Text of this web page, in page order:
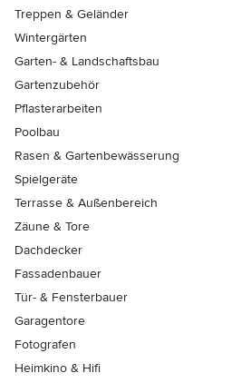
Treppen & Geländer
Wintergärten
Garten- & Landschaftsbau
Gartenzubehör
Pflasterarbeiten
Poolbau
Rasen & Gartenbewässerung
Spielgeräte
Terrasse & Außenbereich
Zäune & Tore
Dachdecker
Fassadenbauer
Tür- & Fensterbauer
Garagentore
Fotografen
Heimkino & Hifi